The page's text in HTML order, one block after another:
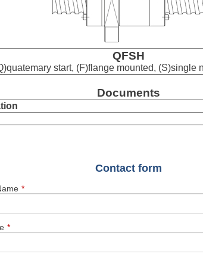
QFSH
start, (F)flange mounted, (S)single
Documents
Contact form
*
*